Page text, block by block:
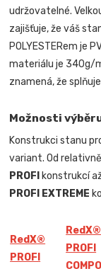
udržovatelné.
zajišťuje, že váš
POLYESTERem je
materiálu je 340g/
znamená, že
Možnosti
Konstrukci stanu
variant. Od
PROFI konstrukcí
PROFI EXTREME
RedX®
PROFI
RedX®
PROFI